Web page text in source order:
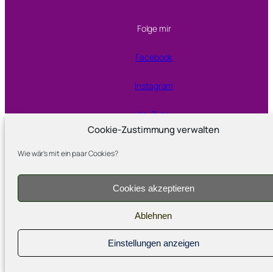
Cookie-Zustimmung verwalten
Wie wär's mit ein paar Cookies?
Cookies akzeptieren
Ablehnen
Einstellungen anzeigen
Folge mir
Facebook
Instagram
YouTube
Proudly powered by